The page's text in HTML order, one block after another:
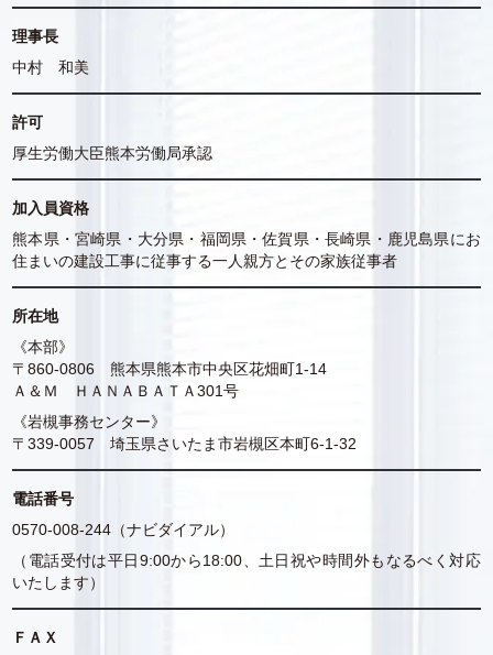
理事長
中村 和美
許可
厚生労働大臣熊本労働局承認
加入員資格
熊本県・宮崎県・大分県・福岡県・佐賀県・長崎県・鹿児島県にお
住まいの建設工事に従事する一人親方とその家族従事者
所在地
《本部》
〒860-0806 熊本県熊本市中央区花畑町1-14
Ａ＆Ｍ ＨＡＮＡＢＡＴＡ301号
《岩槻事務センター》
〒339-0057 埼玉県さいたま市岩槻区本町6-1-32
電話番号
0570-008-244（ナビダイアル）
（電話受付は平日9:00から18:00、土日祝や時間外もなるべく対応
いたします）
ＦＡＸ